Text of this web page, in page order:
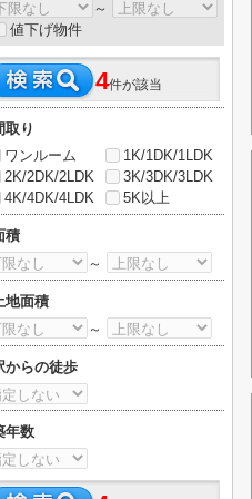
～
値下げ物件
4件が該当
取り
ワンルーム
1K/1DK/1LDK
2K/2DK/2LDK
3K/3DK/3LDK
4K/4DK/4LDK
5K以上
積
～
地面積
～
からの徒歩
年数